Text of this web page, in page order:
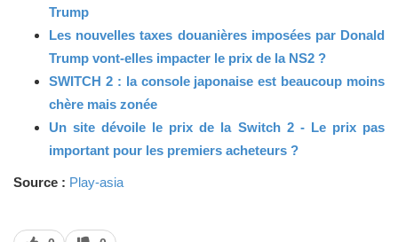
Trump
Les nouvelles taxes douanières imposées par Donald
Trump vont-elles impacter le prix de la NS2 ?
SWITCH 2 : la console japonaise est beaucoup moins
chère mais zonée
Un site dévoile le prix de la Switch 2 - Le prix pas
important pour les premiers acheteurs ?
Source : Play-asia